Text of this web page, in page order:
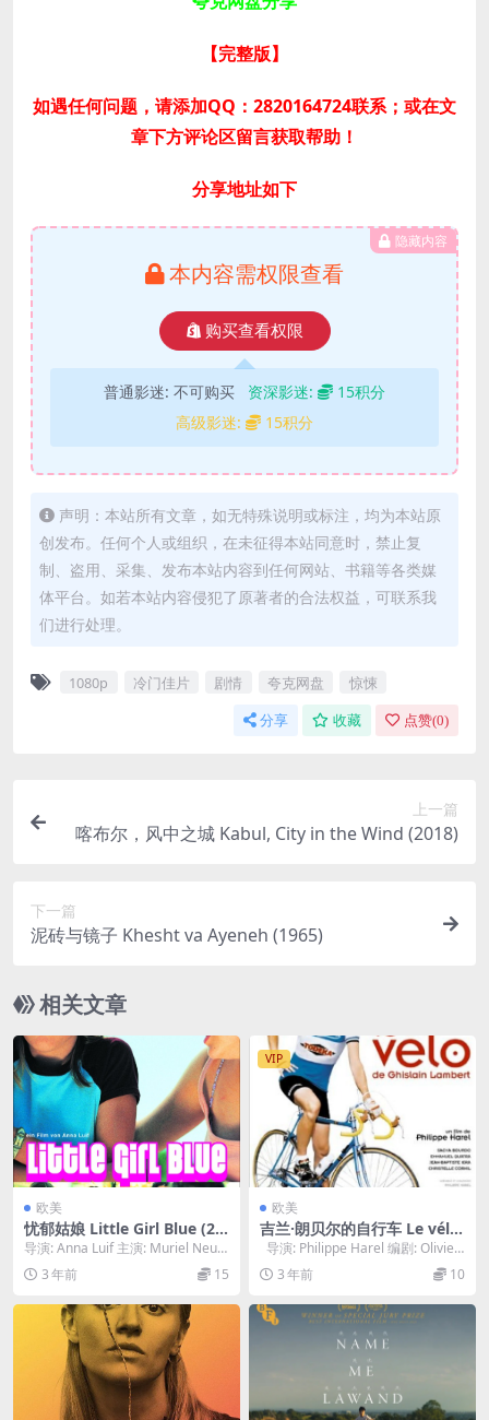
【完整版】
如遇任何问题，请添加QQ：2820164724联系；或在文
章下方评论区留言获取帮助！
分享地址如下
隐藏内容
本内容需权限查看
购买查看权限
普通影迷: 不可购买 资深影迷:
15积分
高级影迷:
15积分
声明：本站所有文章，如无特殊说明或标注，均为本站原
创发布。任何个人或组织，在未征得本站同意时，禁止复
制、盗用、采集、发布本站内容到任何网站、书籍等各类媒
体平台。如若本站内容侵犯了原著者的合法权益，可联系我
们进行处理。
1080p 冷门佳片 剧情 夸克网盘 惊悚
分享 收藏 点赞(0)
上一篇
喀布尔，风中之城 Kabul, City in the Wind (2018)
下一篇
泥砖与镜子 Khesht va Ayeneh (1965)
相关文章
欧美
忧郁姑娘 Little Girl Blue (20
03)
导演: Anna Luif 主演: Muriel Neuk
om / Andrea...
3 年前 15
VIP
欧美
吉兰·朗贝尔的自行车 Le vélo
de Ghislain Lambert (2001)
导演: Philippe Harel 编剧: Olivier
Da...
3 年前 10